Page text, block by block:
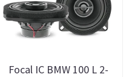
Focal IC BMW 100 L 2-